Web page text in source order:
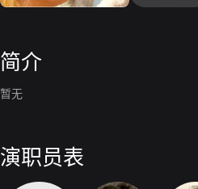
简介
暂无
演职员表